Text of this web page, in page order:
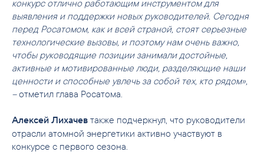
конкурс отлично работающим инструментом для
выявления и поддержки новых руководителей. Сегодня
перед Росатомом, как и всей страной, стоят серьезные
технологические вызовы, и поэтому нам очень важно,
чтобы руководящие позиции занимали достойные,
активные и мотивированные люди, разделяющие наши
ценности и способные увлечь за собой тех, кто рядом»,
–отметил глава Росатома.
Алексей Лихачев также подчеркнул, что руководители
отрасли атомной энергетики активно участвуют в
конкурсе с первого сезона.